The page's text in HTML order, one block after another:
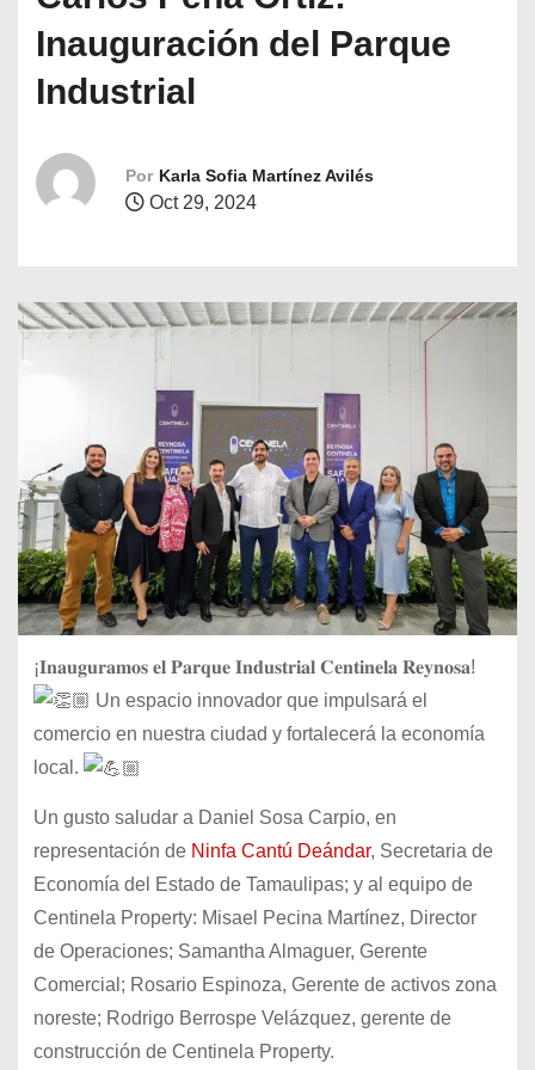
Inauguración del Parque
Industrial
Por Karla Sofia Martínez Avilés
Oct 29, 2024
¡𝐈𝐧𝐚𝐮𝐠𝐮𝐫𝐚𝐦𝐨𝐬 𝐞𝐥 𝐏𝐚𝐫𝐪𝐮𝐞 𝐈𝐧𝐝𝐮𝐬𝐭𝐫𝐢𝐚𝐥 𝐂𝐞𝐧𝐭𝐢𝐧𝐞𝐥𝐚 𝐑𝐞𝐲𝐧𝐨𝐬𝐚!
Un espacio innovador que impulsará el
comercio en nuestra ciudad y fortalecerá la economía
local.
Un gusto saludar a Daniel Sosa Carpio, en
representación de Ninfa Cantú Deándar, Secretaria de
Economía del Estado de Tamaulipas; y al equipo de
Centinela Property: Misael Pecina Martínez, Director
de Operaciones; Samantha Almaguer, Gerente
Comercial; Rosario Espinoza, Gerente de activos zona
noreste; Rodrigo Berrospe Velázquez, gerente de
construcción de Centinela Property.